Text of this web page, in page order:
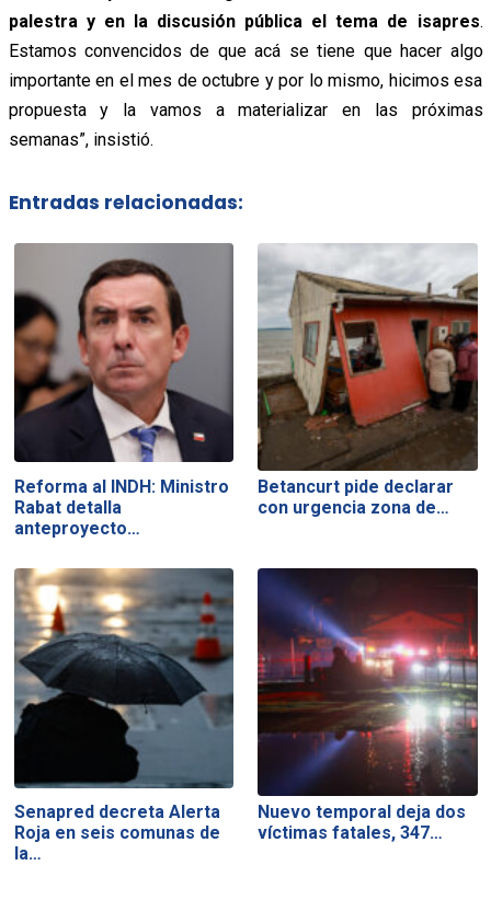
palestra y en la discusión pública el tema de isapres.
Estamos convencidos de que acá se tiene que hacer algo
importante en el mes de octubre y por lo mismo, hicimos esa
propuesta y la vamos a materializar en las próximas
semanas”, insistió.
Entradas relacionadas:
Reforma al INDH: Ministro
Rabat detalla
anteproyecto…
Betancurt pide declarar
con urgencia zona de…
Senapred decreta Alerta
Roja en seis comunas de
la…
Nuevo temporal deja dos
víctimas fatales, 347…